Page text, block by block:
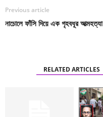
Previous article
নাচোলে ফাঁসি দিয়ে এক গৃহবধূর আত্মহত্যা
RELATED ARTICLES